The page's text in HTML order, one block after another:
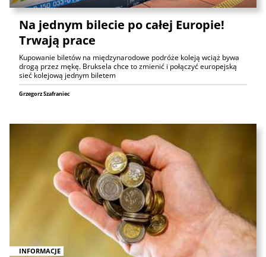
Na jednym bilecie po całej Europie!
Trwają prace
Kupowanie biletów na międzynarodowe podróże koleją wciąż bywa
drogą przez mękę. Bruksela chce to zmienić i połączyć europejską
sieć kolejową jednym biletem
Grzegorz Szafraniec
INFORMACJE